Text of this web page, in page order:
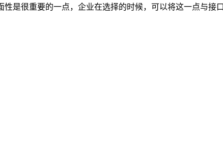
是很重要的一点，企业在选择的时候，可以将这一点与接